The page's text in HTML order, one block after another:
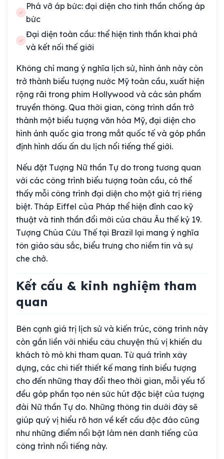
Phá vỡ áp bức: đại diện cho tinh thần chống áp
bức
Đại diện toàn cầu: thể hiện tinh thần khai phá
và kết nối thế giới
Không chỉ mang ý nghĩa lịch sử, hình ảnh này còn
trở thành biểu tượng nước Mỹ toàn cầu, xuất hiện
rộng rãi trong phim Hollywood và các sản phẩm
truyền thông. Qua thời gian, công trình dần trở
thành một biểu tượng văn hóa Mỹ, đại diện cho
hình ảnh quốc gia trong mắt quốc tế và góp phần
định hình dấu ấn du lịch nổi tiếng thế giới.
Nếu đặt Tượng Nữ thần Tự do trong tương quan
với các công trình biểu tượng toàn cầu, có thể
thấy mỗi công trình đại diện cho một giá trị riêng
biệt. Tháp Eiffel của Pháp thể hiện đỉnh cao kỹ
thuật và tinh thần đổi mới của châu Âu thế kỷ 19.
Tượng Chúa Cứu Thế tại Brazil lại mang ý nghĩa
tôn giáo sâu sắc, biểu trưng cho niềm tin và sự
che chở.
Kết cấu & kinh nghiệm tham
quan
Bên cạnh giá trị lịch sử và kiến trúc, công trình này
còn gắn liền với nhiều câu chuyện thú vị khiến du
khách tò mò khi tham quan. Từ quá trình xây
dựng, các chi tiết thiết kế mang tính biểu tượng
cho đến những thay đổi theo thời gian, mỗi yếu tố
đều góp phần tạo nên sức hút đặc biệt của tượng
đài Nữ thần Tự do. Những thông tin dưới đây sẽ
giúp quý vị hiểu rõ hơn về kết cấu độc đáo cũng
như những điểm nổi bật làm nên danh tiếng của
công trình nổi tiếng này.